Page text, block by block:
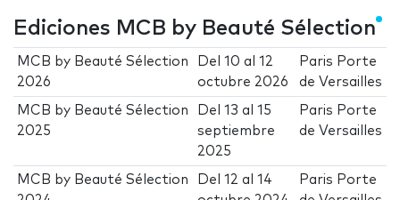
Ediciones MCB by Beauté Sélection
MCB by Beauté Sélection
2026
Del10 al12
octubre 2026
Paris Porte
de Versailles
MCB by Beauté Sélection
2025
Del13 al15
septiembre
2025
Paris Porte
de Versailles
MCB by Beauté Sélection
Del12 al14
Paris Porte